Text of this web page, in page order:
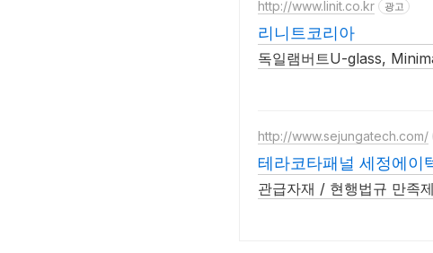
http://www.linit.co.kr 광고
리니트코리아
독일램버트U-glass,
http://www.sejungatech.com/
테라코타패널 세정에이
관급자재 / 현행법규 만족